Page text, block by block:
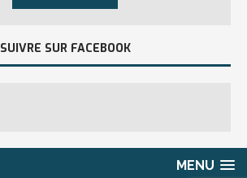
SUIVRE SUR FACEBOOK
MENU